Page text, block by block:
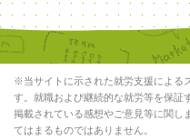
※当サイトに示された就労支援による
す。就職および継続的な就労等を保証
掲載されている感想やご意見等に関し
てはまるものではありません。